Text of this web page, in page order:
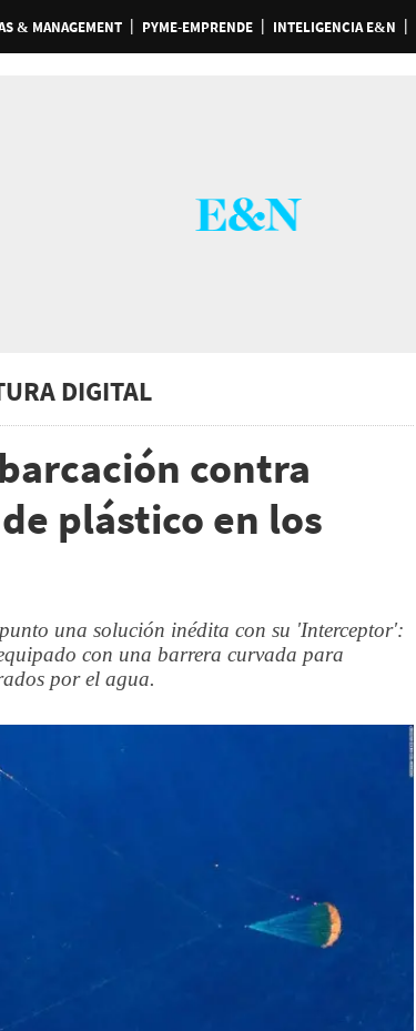
& MANAGEMENT PYME-EMPRENDE INTELIGENCIA E&N
DIGITAL
contra
plástico en los
una solución inédita con su 'Interceptor':
con una barrera curvada para
por el agua.